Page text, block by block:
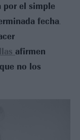
por el simple
fecha.
afirmen
no los